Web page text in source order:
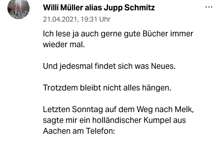
Willi Müller alias Jupp Schmitz
21.04.2021, 19:31 Uhr
Ich lese ja auch gerne gute Bücher immer
wieder mal.
Und jedesmal findet sich was Neues.
Trotzdem bleibt nicht alles hängen.
Letzten Sonntag auf dem Weg nach Melk,
sagte mir ein holländischer Kumpel aus
Aachen am Telefon: